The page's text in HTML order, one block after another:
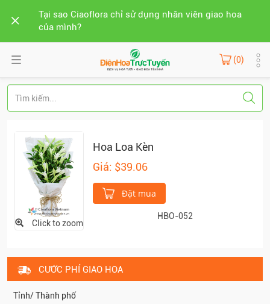
Tại sao Ciaoflora chỉ sử dụng nhân viên giao hoa
của mình?
(0)
Click to zoom
Hoa Loa Kèn
Giá: $39.06
Đặt mua
HBO-052
CƯỚC PHÍ GIAO HOA
Tỉnh/ Thành phố